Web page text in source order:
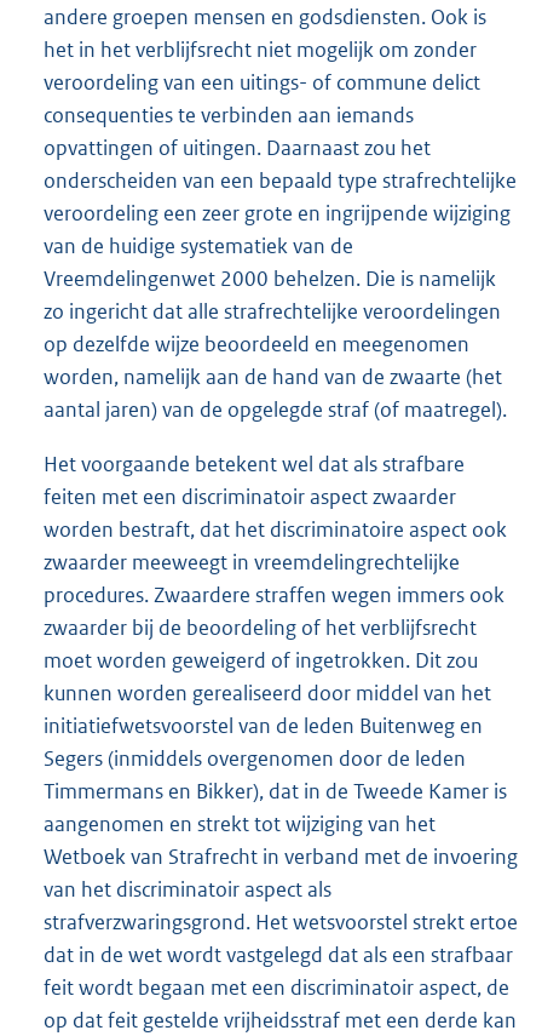
andere groepen mensen en godsdiensten. Ook is
het in het verblijfsrecht niet mogelijk om zonder
veroordeling van een uitings- of commune delict
consequenties te verbinden aan iemands
opvattingen of uitingen. Daarnaast zou het
onderscheiden van een bepaald type strafrechtelijke
veroordeling een zeer grote en ingrijpende wijziging
van de huidige systematiek van de
Vreemdelingenwet 2000 behelzen. Die is namelijk
zo ingericht dat alle strafrechtelijke veroordelingen
op dezelfde wijze beoordeeld en meegenomen
worden, namelijk aan de hand van de zwaarte (het
aantal jaren) van de opgelegde straf (of maatregel).
Het voorgaande betekent wel dat als strafbare
feiten met een discriminatoir aspect zwaarder
worden bestraft, dat het discriminatoire aspect ook
zwaarder meeweegt in vreemdelingrechtelijke
procedures. Zwaardere straffen wegen immers ook
zwaarder bij de beoordeling of het verblijfsrecht
moet worden geweigerd of ingetrokken. Dit zou
kunnen worden gerealiseerd door middel van het
initiatiefwetsvoorstel van de leden Buitenweg en
Segers (inmiddels overgenomen door de leden
Timmermans en Bikker), dat in de Tweede Kamer is
aangenomen en strekt tot wijziging van het
Wetboek van Strafrecht in verband met de invoering
van het discriminatoir aspect als
strafverzwaringsgrond. Het wetsvoorstel strekt ertoe
dat in de wet wordt vastgelegd dat als een strafbaar
feit wordt begaan met een discriminatoir aspect, de
op dat feit gestelde vrijheidsstraf met een derde kan